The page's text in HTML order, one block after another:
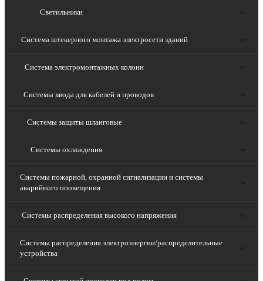
Светильники
Система штекерного монтажа электросети зданий
Система электромонтажных колонн
Системы ввода для кабелей и проводов
Системы защиты шланговые
Системы охлаждения
Системы пожарной, охранной сигнализации и системы
аварийного оповещения
Системы распределения высокого напряжения
Системы распределения электроэнергии/распределительные
устройства